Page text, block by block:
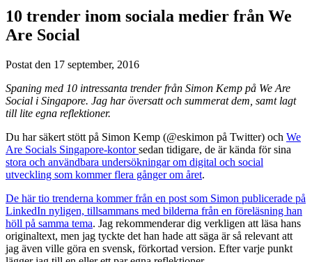
10 trender inom sociala medier från We
Are Social
Postat den 17 september, 2016
Spaning med 10 intressanta trender från Simon Kemp på We Are
Social i Singapore. Jag har översatt och summerat dem, samt lagt
till lite egna reflektioner.
Du har säkert stött på Simon Kemp (@eskimon på Twitter) och We
Are Socials Singapore-kontorsedan tidigare, de är kända för sina
stora och användbara undersökningar om digital och social
utveckling som kommer flera gånger om året.
De här tio trenderna kommer från en post som Simon publicerade på
LinkedIn nyligen, tillsammans med bilderna från en föreläsning han
höll på samma tema. Jag rekommenderar dig verkligen att läsa hans
originaltext, men jag tyckte det han hade att säga är så relevant att
jag även ville göra en svensk, förkortad version. Efter varje punkt